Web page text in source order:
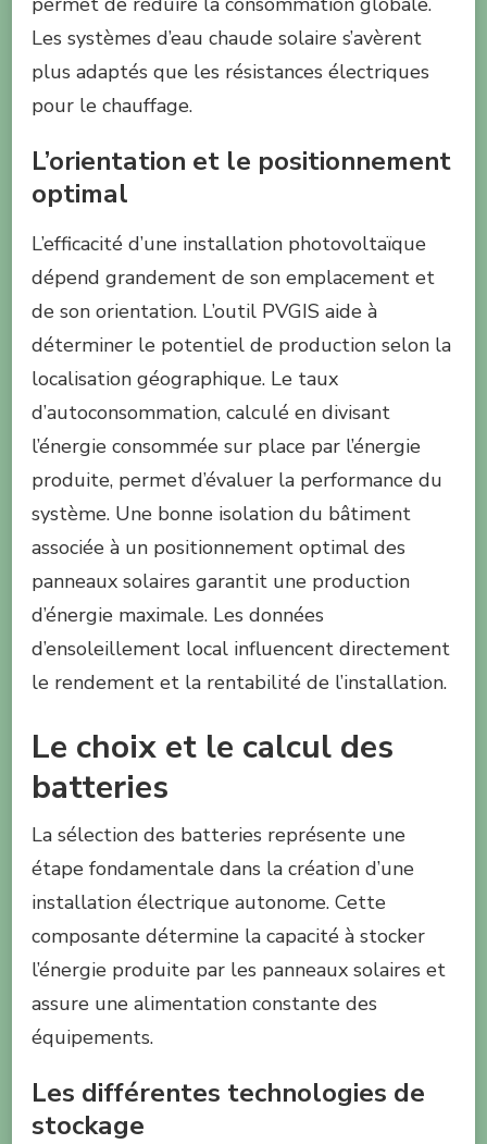
Les systèmes d’eau chaude solaire s’avèrent
plus adaptés que les résistances électriques
pour le chauffage.
L’orientation et le positionnement
optimal
L’efficacité d’une installation photovoltaïque
dépend grandement de son emplacement et
de son orientation. L’outil PVGIS aide à
déterminer le potentiel de production selon la
localisation géographique. Le taux
d’autoconsommation, calculé en divisant
l’énergie consommée sur place par l’énergie
produite, permet d’évaluer la performance du
système. Une bonne isolation du bâtiment
associée à un positionnement optimal des
panneaux solaires garantit une production
d’énergie maximale. Les données
d’ensoleillement local influencent directement
le rendement et la rentabilité de l’installation.
Le choix et le calcul des
batteries
La sélection des batteries représente une
étape fondamentale dans la création d’une
installation électrique autonome. Cette
composante détermine la capacité à stocker
l’énergie produite par les panneaux solaires et
assure une alimentation constante des
équipements.
Les différentes technologies de
stockage